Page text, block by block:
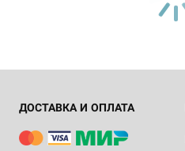
ДОСТАВКА И ОПЛАТА